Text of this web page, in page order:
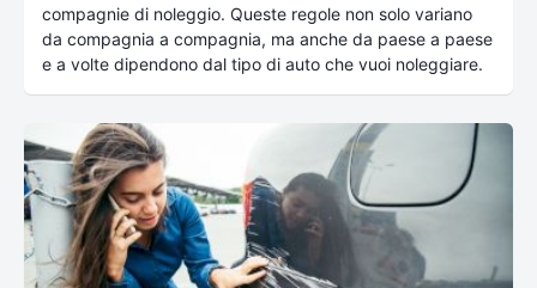
compagnie di noleggio. Queste regole non solo variano
da compagnia a compagnia, ma anche da paese a paese
e a volte dipendono dal tipo di auto che vuoi noleggiare.